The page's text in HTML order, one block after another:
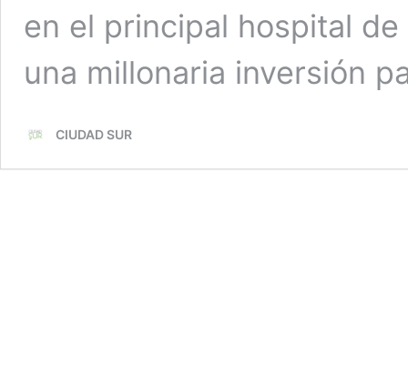
en el principal hospital
una millonaria inversión
CIUDAD SUR